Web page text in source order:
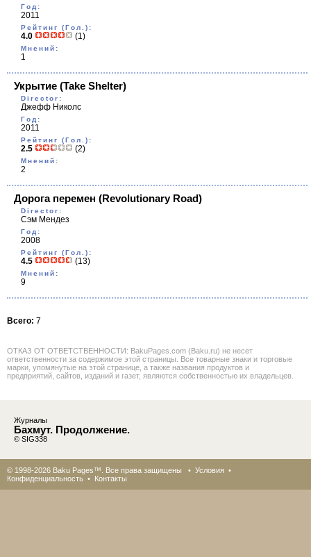
Год:
2011
Рейтинг (Гол.):
4.0 (1)
Мнений:
1
Укрытие (Take Shelter)
Director:
Джефф Николс
Год:
2011
Рейтинг (Гол.):
2.5 (2)
Мнений:
2
Дорога перемен (Revolutionary Road)
Director:
Сэм Мендез
Год:
2008
Рейтинг (Гол.):
4.5 (13)
Мнений:
9
Всего: 7
ОТКАЗ ОТ ОТВЕТСТВЕННОСТИ: BakuPages.com (Baku.ru) не несет
ответственности за содержимое этой страницы. Все товарные знаки и торговые
марки, упомянутые на этой странице, а также названия продуктов и
предприятий, сайтов, изданий и газет, являются собственностью их владельцев.
Журналы
Бахмут. Продолжение.
© SIG338
© 1998-2026 Baku Pages™. Все права защищены • Условия •
Конфиденциальность • Контакты